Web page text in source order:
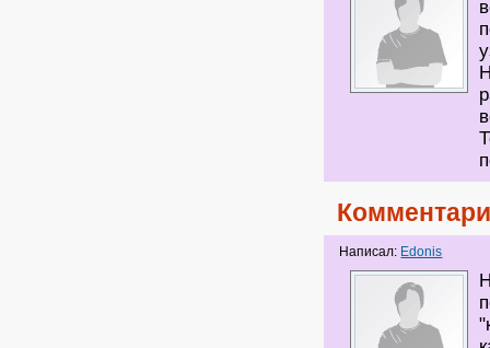
Написал: Edonis